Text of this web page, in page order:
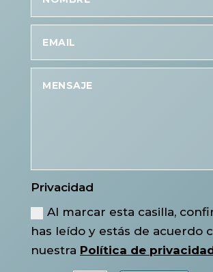
Privacidad
Al marcar esta casilla,
has leído y estás de acuerdo
nuestra Política de